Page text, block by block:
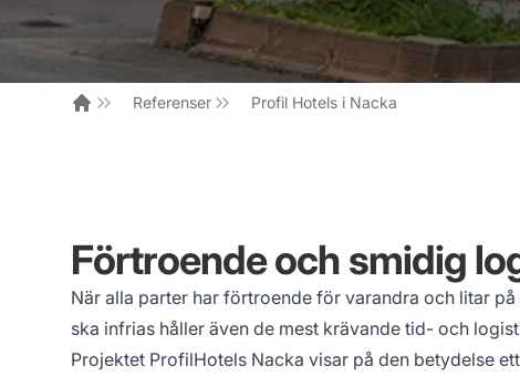
Referenser Profil Hotels i Nacka
Förtroende och smidig
När alla parter har förtroende för varandra och litar
ska infrias håller även de mest krävande tid- och
Projektet ProfilHotels Nacka visar på den betydelse